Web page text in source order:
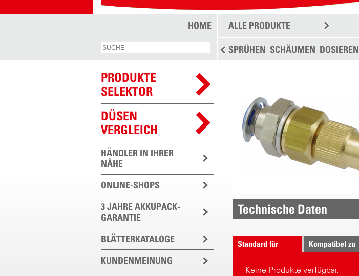
HOME ALLE PRODUKTE
SPRÜHEN SCHÄUMEN DOSIEREN
PRODUKTE
SELEKTOR
DÜSEN
VERGLEICH
HÄNDLER IN IHRER
NÄHE
ONLINE-SHOPS
3 JAHRE AKKUPACK-
GARANTIE
BLÄTTERKATALOGE
KUNDENMEINUNG
Technische Daten
Standard für Kompatibel zu
Keine Produkte verfügbar.